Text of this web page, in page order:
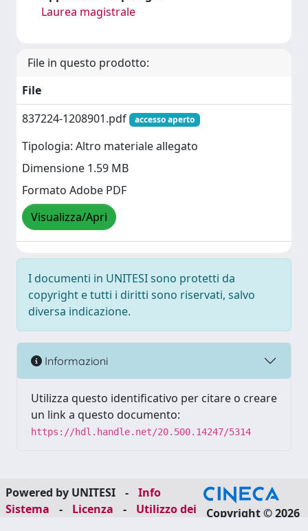
Laurea magistrale
File in questo prodotto:
File
837224-1208901.pdf
accesso aperto
Tipologia: Altro materiale allegato
Dimensione 1.59 MB
Formato Adobe PDF
Visualizza/Apri
I documenti in UNITESI sono protetti da
copyright e tutti i diritti sono riservati, salvo
diversa indicazione.
Informazioni
Utilizza questo identificativo per citare o creare
un link a questo documento:
https://hdl.handle.net/20.500.14247/5314
Powered by UNITESI -
Info
Sistema
- Licenza -
Utilizzo dei
Copyright © 2026